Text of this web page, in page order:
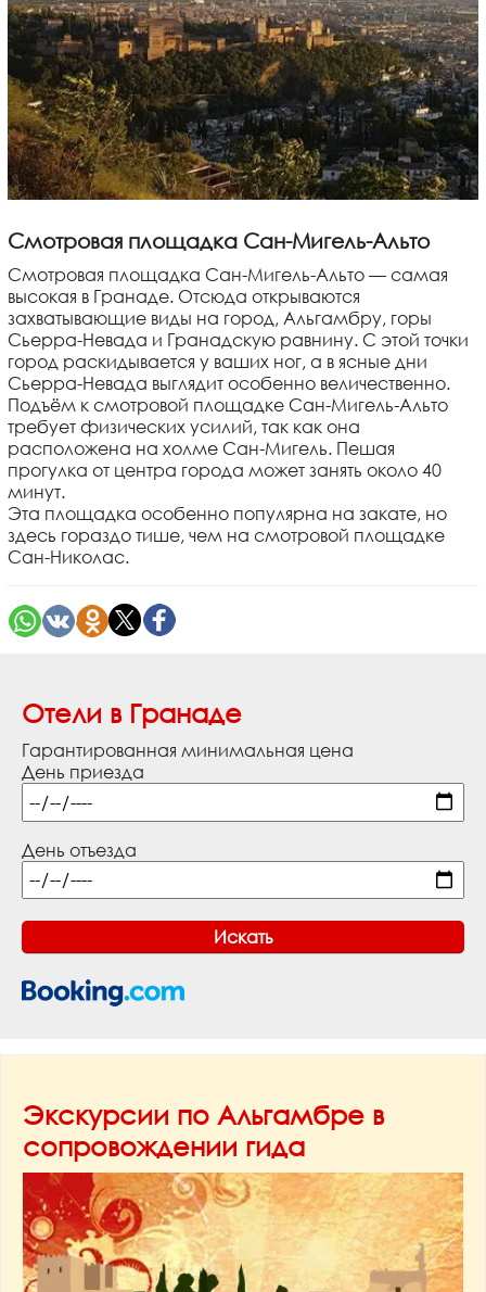
Смотровая площадка Сан-Мигель-Альто
Смотровая площадка Сан-Мигель-Альто — самая
высокая в Гранаде. Отсюда открываются
захватывающие виды на город, Альгамбру, горы
Сьерра-Невада и Гранадскую равнину. С этой точки
город раскидывается у ваших ног, а в ясные дни
Сьерра-Невада выглядит особенно величественно.
Подъём к смотровой площадке Сан-Мигель-Альто
требует физических усилий, так как она
расположена на холме Сан-Мигель. Пешая
прогулка от центра города может занять около 40
минут.
Эта площадка особенно популярна на закате, но
здесь гораздо тише, чем на смотровой площадке
Сан-Николас.
Отели в Гранаде
Гарантированная минимальная цена
День приезда
День отъезда
Экскурсии по Альгамбре в
сопровождении гида